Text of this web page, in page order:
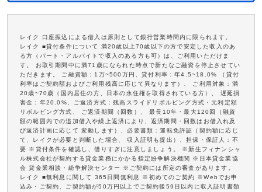
レイク 口座振込による借入は原則として銀行営業時間内に限られます。
レイク ■貸付条件について 満20歳以上70歳以下の方で安定した収入のあ
る方（パート・アルバイトで収入のある方も可）は、ご利用いただけま
す。 お取引期間中に満71歳になられた時点で新たなご融資を停止させてい
ただきます。 ご融資額：1万~500万円、貸付利率：年4.5~18.0% （貸付
利率はご契約額およびご利用残高に応じて異なります）、 ご利用対象：満
20歳~70歳（国内居住の方、日本の永住権を取得されている方）、 遅延損
害金：年20.0%、ご返済方式：残高スライドリボルビング方式・元利定額
リボルビング方式、 ご返済期間（回数）、 最長10年・最大120回（融資
額の範囲内での追加借入や繰上返済により、返済期間・回数はお借入れ及
び返済計画に応じて 変動します）、必要書類：運転免許証（契約額に応じ
て、レイクが必要と判断した場合、 収入証明も提出）、担保・保証人：不
要 ※貸付条件を確認し、借りすぎに注意しましょう。 ※新生フィナンシャ
ル株式会社が契約する貸金業務にかかる指定紛争解決機関 ※日本貸金業協
会 貸金業相談・紛争解決センター ※ご契約には所定の審査があります。
レイク ■無利息に関して 365日間無利息 ※初めてのご契約 ※Webでお申
込み・ご契約、ご契約額が50万円以上でご契約後59日以内に収入証明書類